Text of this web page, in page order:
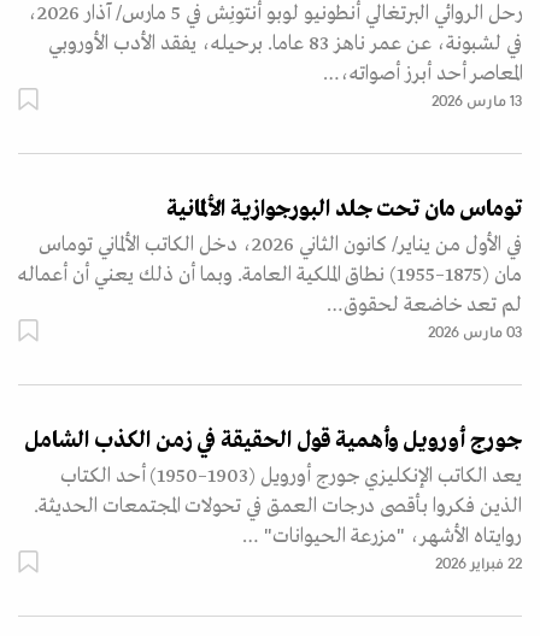
رحل الروائي البرتغالي أنطونيو لوبو أنتونِش في 5 مارس/ آذار 2026،
في لشبونة، عن عمر ناهز 83 عاما. برحيله، يفقد الأدب الأوروبي
المعاصر أحد أبرز أصواته،…
13 مارس 2026
توماس مان تحت جلد البورجوازية الألمانية
في الأول من يناير/ كانون الثاني 2026، دخل الكاتب الألماني توماس
مان (1875–1955) نطاق الملكية العامة. وبما أن ذلك يعني أن أعماله
لم تعد خاضعة لحقوق…
03 مارس 2026
جورج أورويل وأهمية قول الحقيقة في زمن الكذب الشامل
يعد الكاتب الإنكليزي جورج أورويل (1903–1950) أحد الكتاب
الذين فكروا بأقصى درجات العمق في تحولات المجتمعات الحديثة.
روايتاه الأشهر، "مزرعة الحيوانات" …
22 فبراير 2026